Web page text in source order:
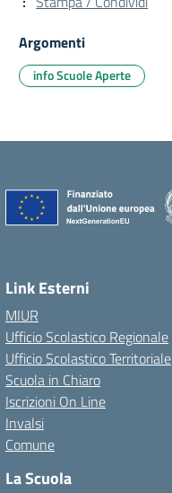
Argomenti
info Scuole Aperte
Link Esterni
MIUR
Ufficio Scolastico Regionale
Ufficio Scolastico Territoriale
Scuola in Chiaro
Iscrizioni On Line
Invalsi
Comune
La Scuola